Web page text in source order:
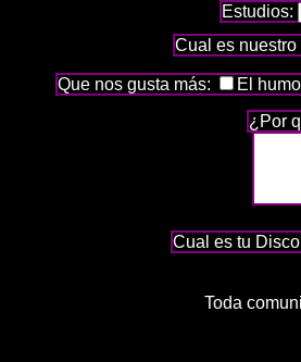
Estudios:
Cual es
Que nos gusta más:
El
¿Por
Cual es tu
Toda